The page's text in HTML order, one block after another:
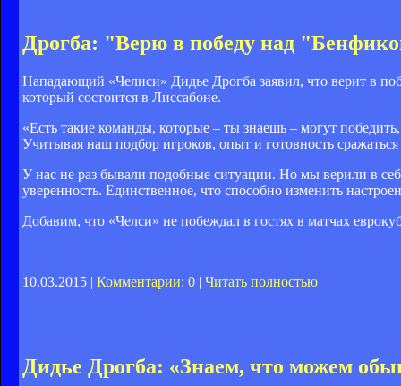
Дрогба: "Верю в победу над
Нападающий «Челиси» Дидье Дрогба заявил, что верит в
который состоится в Лиссабоне.
«Есть такие команды, которые – ты знаешь – могут
Учитывая наш подбор игроков, опыт и готовность
У нас не раз бывали подобные ситуации. Но мы верили в
уверенность. Единственное, что способно изменить
Добавим, что «Челси» не побеждал в гостях в матчах
10.03.2015 | Комментарии: 0 | Читать полностью
Дидье Дрогба: «Знаем, что можем